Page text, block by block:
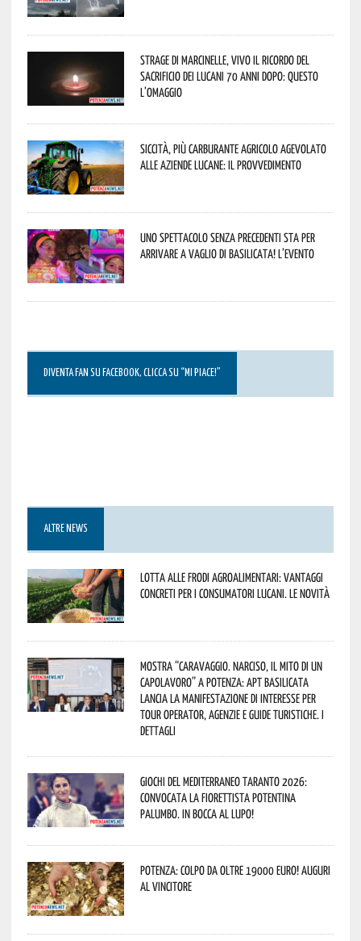
Strage di Marcinelle, vivo il ricordo del
sacrificio dei lucani 70 anni dopo: questo
l’omaggio
Siccità, più carburante agricolo agevolato
alle aziende lucane: il provvedimento
Uno spettacolo senza precedenti sta per
arrivare a Vaglio di Basilicata! L’evento
DIVENTA FAN SU FACEBOOK, CLICCA SU “MI PIACE!”
ALTRE NEWS
Lotta alle frodi agroalimentari: vantaggi
concreti per i consumatori lucani. Le novità
Mostra “Caravaggio. Narciso, il mito di un
capolavoro” a Potenza: APT Basilicata
lancia la manifestazione di interesse per
Tour Operator, Agenzie e Guide Turistiche. I
dettagli
Giochi del Mediterraneo Taranto 2026:
convocata la fiorettista potentina
Palumbo. In bocca al lupo!
Potenza: colpo da oltre 19000 Euro! Auguri
al vincitore